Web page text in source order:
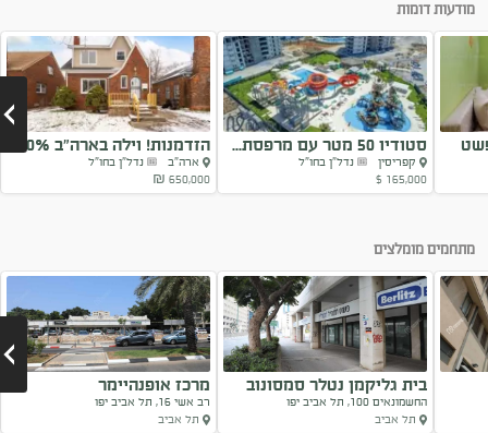
מודעות דומות
סטודיו 50 מטר עם מרפסת...
קפריסין
נדל"ן בחו"ל
165,000 $
הזדמנות! וילה בארה”ב 10%
תשואה!!
ארה"ב
נדל"ן בחו"ל
650,000 ₪
מתחמים מומלצים
בית גליקמן נטלר סמסונוב
החשמונאים 100, תל אביב יפו
תל אביב
מרכז אופנהיימר
רב אשי 16, תל אביב יפו
תל אביב